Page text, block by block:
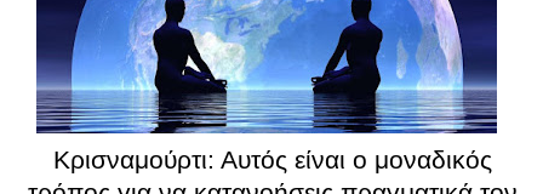
Κρισναμούρτι: Αυτός είναι ο μοναδικός